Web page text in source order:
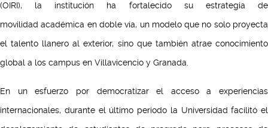
(OIRI), la institución ha fortalecido su estrategia de
movilidad académica en doble vía, un modelo que no solo proyecta
el talento llanero al exterior, sino que también atrae conocimiento
global a los campus en Villavicencio y Granada.
En un esfuerzo por democratizar el acceso a experiencias
internacionales, durante el último periodo la Universidad facilitó el